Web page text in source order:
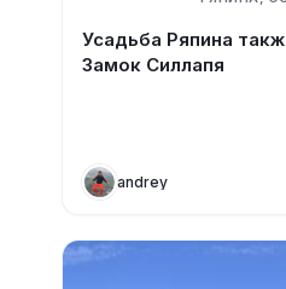
Усадьба Ряпина
Замок Силлапя
andrey